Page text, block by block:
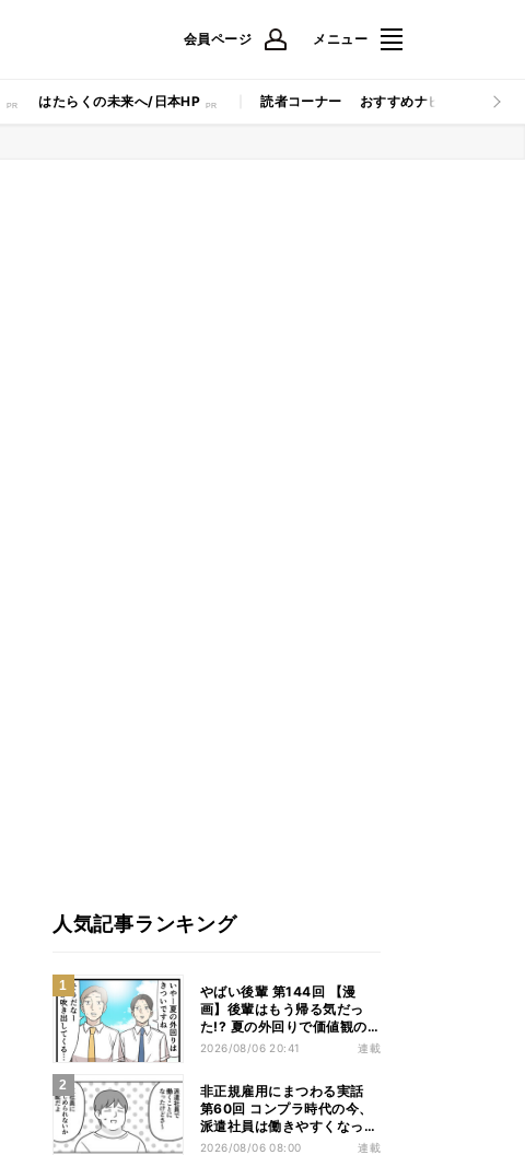
会員ページ メニュー
はたらくの未来へ/日本HP 読者コーナー おすすめナビ マイナビ
人気記事ランキング
やばい後輩 第144回 【漫
画】後輩はもう帰る気だっ
た!? 夏の外回りで価値観の
違いを実感
2026/08/06 20:41 連載
非正規雇用にまつわる実話
第60回 コンプラ時代の今、
派遣社員は働きやすくなっ
た?
2026/08/06 08:00 連載